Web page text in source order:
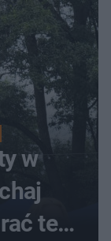
w
ten